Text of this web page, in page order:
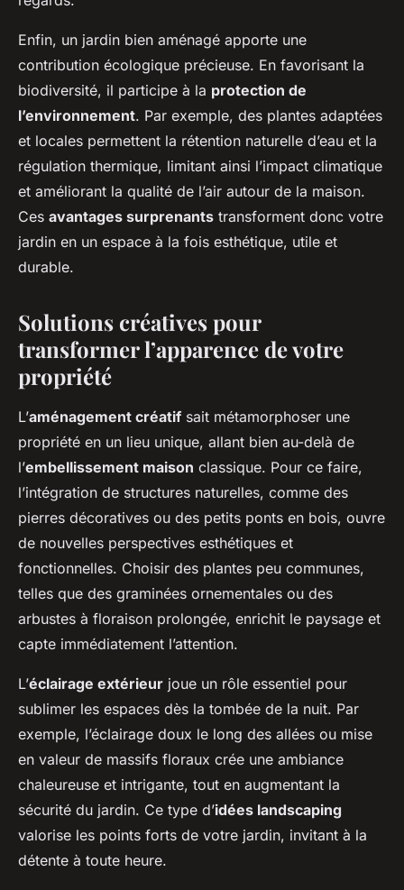
Enfin, un jardin bien aménagé apporte une
contribution écologique précieuse. En favorisant la
biodiversité, il participe à la protection de
l’environnement. Par exemple, des plantes adaptées
et locales permettent la rétention naturelle d’eau et la
régulation thermique, limitant ainsi l’impact climatique
et améliorant la qualité de l’air autour de la maison.
Ces avantages surprenants transforment donc votre
jardin en un espace à la fois esthétique, utile et
durable.
Solutions créatives pour
transformer l’apparence de votre
propriété
L’aménagement créatif sait métamorphoser une
propriété en un lieu unique, allant bien au-delà de
l’embellissement maison classique. Pour ce faire,
l’intégration de structures naturelles, comme des
pierres décoratives ou des petits ponts en bois, ouvre
de nouvelles perspectives esthétiques et
fonctionnelles. Choisir des plantes peu communes,
telles que des graminées ornementales ou des
arbustes à floraison prolongée, enrichit le paysage et
capte immédiatement l’attention.
L’éclairage extérieur joue un rôle essentiel pour
sublimer les espaces dès la tombée de la nuit. Par
exemple, l’éclairage doux le long des allées ou mise
en valeur de massifs floraux crée une ambiance
chaleureuse et intrigante, tout en augmentant la
sécurité du jardin. Ce type d’idées landscaping
valorise les points forts de votre jardin, invitant à la
détente à toute heure.